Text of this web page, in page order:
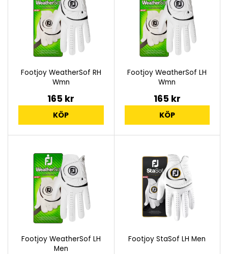
Footjoy WeatherSof RH
Wmn
165 kr
KÖP
Footjoy WeatherSof LH
Wmn
165 kr
KÖP
Footjoy WeatherSof LH
Men
Footjoy StaSof LH Men